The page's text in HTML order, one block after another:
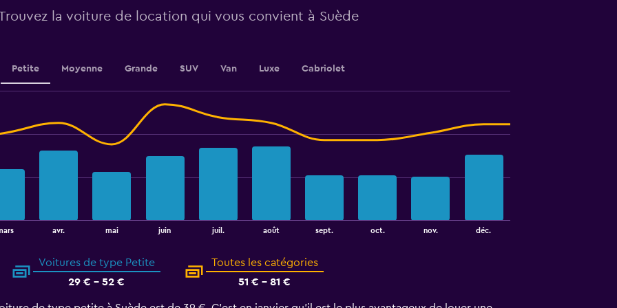
0
la voiture de location qui vous convient à Suède
Petite Moyenne Grande SUV Van Luxe Cabriolet
avr. mai juin juil. août sept. oct. nov. déc.
Voitures de type Petite
29 € - 52 €
Toutes les catégories
51 € - 81 €